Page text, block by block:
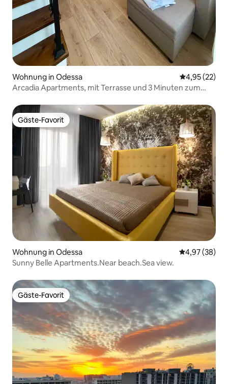
Wohnung in Odessa
4,95 (22)
Arcadia Apartments, mit Terrasse und 3 Minuten zum
Gäste-Favorit
Gäste-Favorit
Wohnung in Odessa
4,97 (38)
Sunny Belle Apartments.Near beach.Sea view.
Gäste-Favorit
Gäste-Favorit